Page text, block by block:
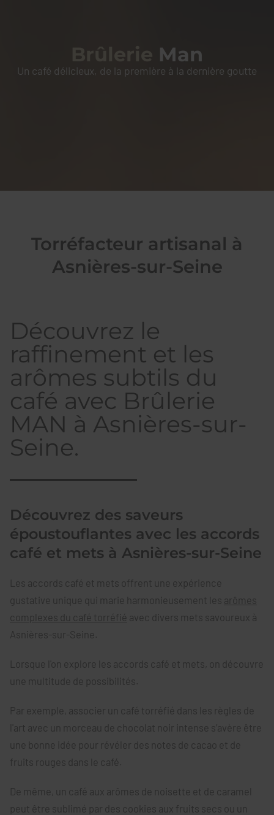
Man
Un café délicieux, de la première à la dernière goutte
Torréfacteur artisanal à
Asnières-sur-Seine
Découvrez le
raffinement et les
arômes subtils du
café avec Brûlerie
MAN à Asnières-sur-
Seine.
Découvrez des saveurs
époustouflantes avec les accords
café et mets à Asnières-sur-Seine
Les accords café et mets offrent une expérience
gustative unique qui marie harmonieusement les arômes
complexes du café torréfié avec divers mets savoureux à
Asnières-sur-Seine.
Lorsque l'on explore les accords café et mets, on découvre
une multitude de possibilités.
Par exemple, associer un café torréfié dans les règles de
l'art avec un morceau de chocolat noir intense s’avère être
une bonne idée pour révéler des notes de cacao et de
fruits rouges dans le café.
De même, un café aux arômes de noisette et de caramel
peut être sublimé par des cookies aux fruits secs ou un